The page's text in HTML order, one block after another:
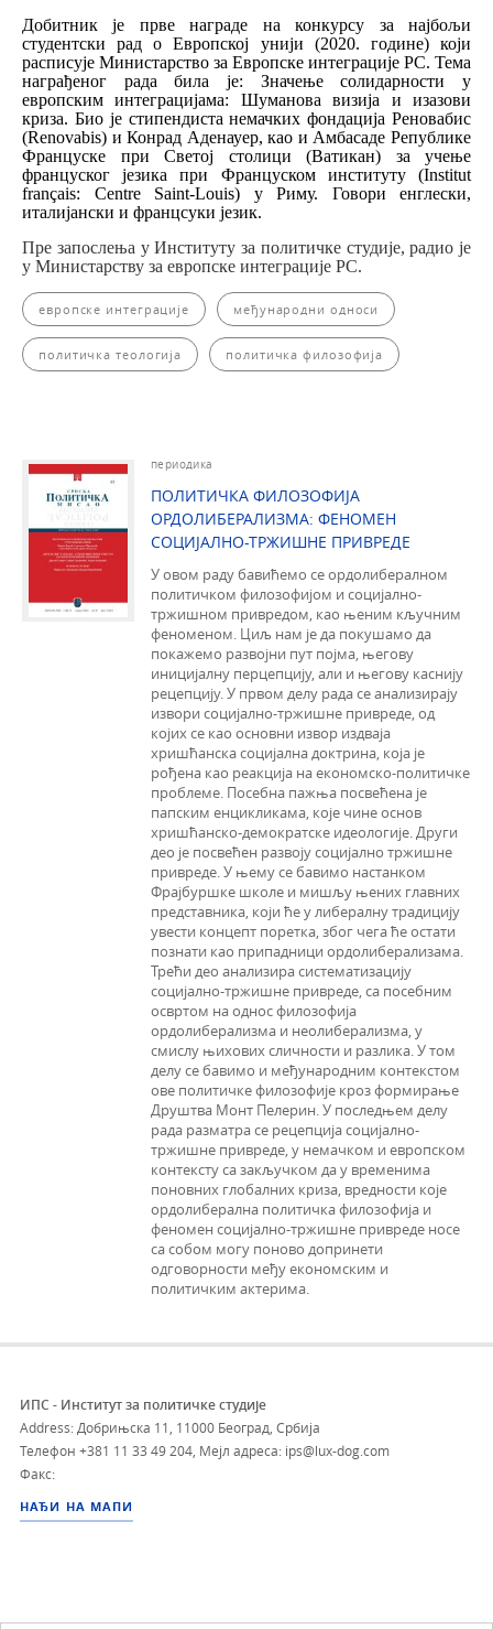
Добитник је прве награде на конкурсу за најбољи
студентски рад о Европској унији (2020. године) који
расписује Министарство за Европске интеграције РС. Тема
награђеног рада била је: Значење солидарности у
европским интеграцијама: Шуманова визија и изазови
криза. Био је стипендиста немачких фондација Реновабис
(Renovabis) и Конрад Аденауер, као и Амбасаде Републике
Француске при Светој столици (Ватикан) за учење
француског језика при Француском институту (Institut
français: Centre Saint-Louis) у Риму. Говори енглески,
италијански и францсуки језик.
Пре запослења у Институту за политичке студије, радио је
у Министарству за европске интеграције РС.
европске интеграције међународни односи
политичка теологија политичка филозофија
периодика
ПОЛИТИЧКА ФИЛОЗОФИЈА
ОРДОЛИБЕРАЛИЗМА: ФЕНОМЕН
СОЦИЈАЛНО-ТРЖИШНЕ ПРИВРЕДЕ
У овом раду бавићемо се ордолибералном
политичком филозофијом и социјално-
тржишном привредом, као њеним кључним
феноменом. Циљ нам је да покушамо да
покажемо развојни пут појма, његову
иницијалну перцепцију, али и његову каснију
рецепцију. У првом делу рада се анализирају
извори социјално-тржишне привреде, од
којих се као основни извор издваја
хришћанска социјална доктрина, која је
рођена као реакција на економско-политичке
проблеме. Посебна пажња посвећена је
папским енцикликама, које чине основ
хришћанско-демократске идеологије. Други
део је посвећен развоју социјално тржишне
привреде. У њему се бавимо настанком
Фрајбуршке школе и мишљу њених главних
представника, који ће у либералну традицију
увести концепт поретка, због чега ће остати
познати као припадници ордолиберализама.
Трећи део анализира систематизацију
социјално-тржишне привреде, са посебним
освртом на однос филозофија
ордолиберализма и неолиберализма, у
смислу њихових сличности и разлика. У том
делу се бавимо и међународним контекстом
ове политичке филозофије кроз формирање
Друштва Монт Пелерин. У последњем делу
рада разматра се рецепција социјално-
тржишне привреде, у немачком и европском
контексту са закључком да у временима
поновних глобалних криза, вредности које
ордолиберална политичка филозофија и
феномен социјално-тржишне привреде носе
са собом могу поново допринети
одговорности међу економским и
политичким актерима.
ИПС - Институт за политичке студије
Address: Добрињска 11, 11000 Београд, Србија
Телефон +381 11 33 49 204 Мејл адреса: ips@lux-dog.com
Факс:
НАЂИ НА МАПИ